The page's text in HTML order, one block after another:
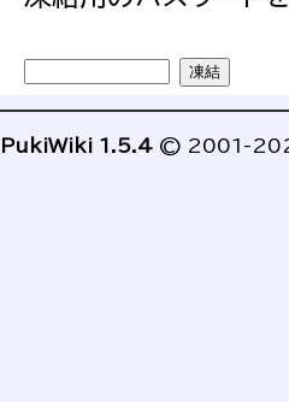
PukiWiki 1.5.4 © 2001-